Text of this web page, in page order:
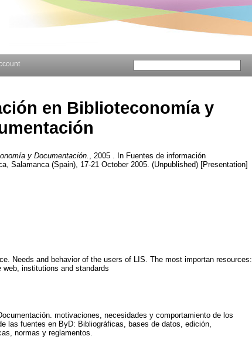
en Biblioteconomía y
y Documentación.
, 2005 . In Fuentes de información
Salamanca (Spain), 17-21 October 2005. (Unpublished) [Presentation]
Needs and behavior of the users of LIS. The most importan resources:
institutions and standards
motivaciones, necesidades y comportamiento de los
las fuentes en ByD: Bibliográficas, bases de datos, edición,
normas y reglamentos.